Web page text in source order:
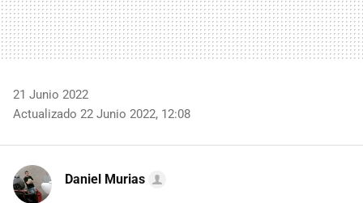
21 Junio 2022
Actualizado 22 Junio 2022, 12:08
Daniel Murias